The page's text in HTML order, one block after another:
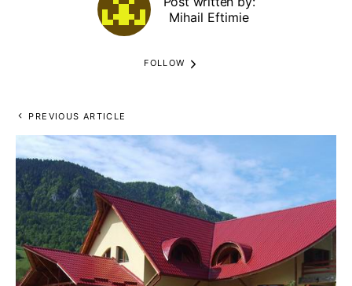
Mihail Eftimie
FOLLOW
PREVIOUS ARTICLE